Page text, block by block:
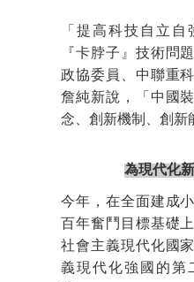
「提高科技自立
『卡脖子』技術問
政協委員、中聯重
詹純新說，「中國
念、創新機制、創新
為現代化
今年，在全面建成
百年奮鬥目標基礎
社會主義現代化國
義現代化強國的第